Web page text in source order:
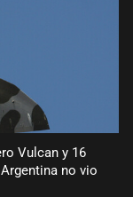
Vulcan y 16
no vio